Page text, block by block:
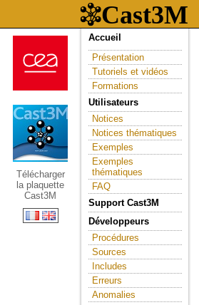
Télécharger
la plaquette
Cast3M
Accueil
Présentation
Tutoriels et vidéos
Formations
Utilisateurs
Notices
Notices thématiques
Exemples
Exemples
thématiques
FAQ
Support Cast3M
Développeurs
Procédures
Sources
Includes
Erreurs
Anomalies